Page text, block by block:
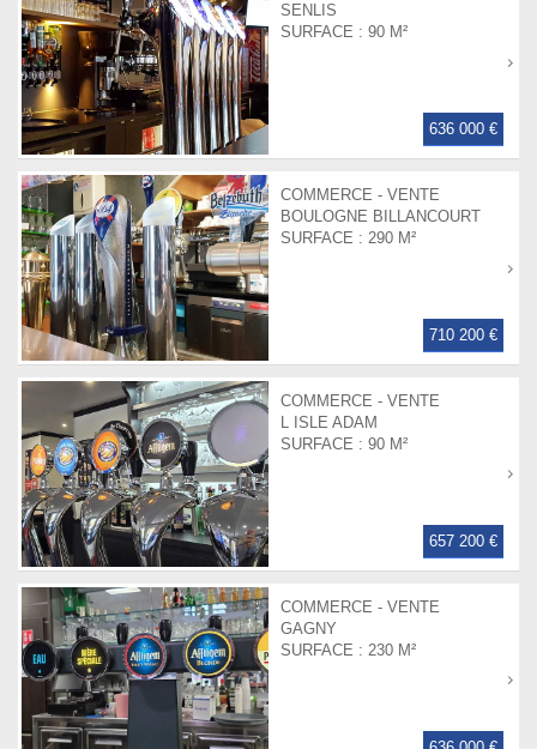
SENLIS
SURFACE : 90 M²
636 000 €
COMMERCE - VENTE
BOULOGNE BILLANCOURT
SURFACE : 290 M²
710 200 €
COMMERCE - VENTE
L ISLE ADAM
SURFACE : 90 M²
657 200 €
COMMERCE - VENTE
GAGNY
SURFACE : 230 M²